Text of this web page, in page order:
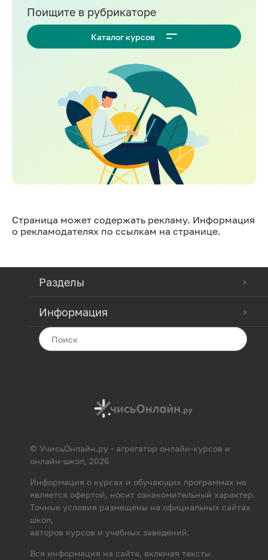
Поищите в рубрикаторе
Каталог курсов
Страница может содержать рекламу. Информация
о рекламодателях по ссылкам на странице.
Разделы
Информация
© УчисьОнлайн.ру - агрегатор онлайн-курсов и
онлайн-школ, 2026
Информация о курсах и обучающих программах не
является офертой, носит ознакомительный характер.
Точные условия размещены на официальных сайтах
школ,
авторов курсов и учебных заведений.
Вся информация на сайте, включая тексты